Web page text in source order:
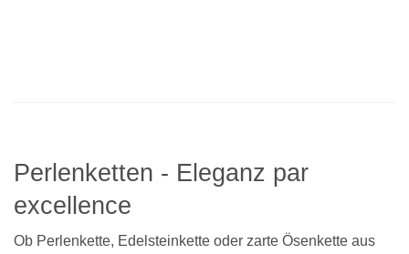
Perlenketten - Eleganz par
excellence
Ob Perlenkette, Edelsteinkette oder zarte Ösenkette aus